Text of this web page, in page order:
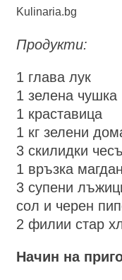
Kulinaria.bg
Продукти:
1 глава лук
1 зелена чушка
1 краставица
1 кг зелени
3 скилидки
1 връзка
3 супени
сол и черен
2 филии стар
Начин на